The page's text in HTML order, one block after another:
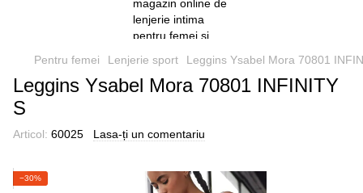
Pentru femei Lenjerie sport Leggins Ysabel Mora 70801
Leggins Ysabel Mora 70801 INFINITY
S
Articol: 60025 Lasa-ți un comentariu
−30%